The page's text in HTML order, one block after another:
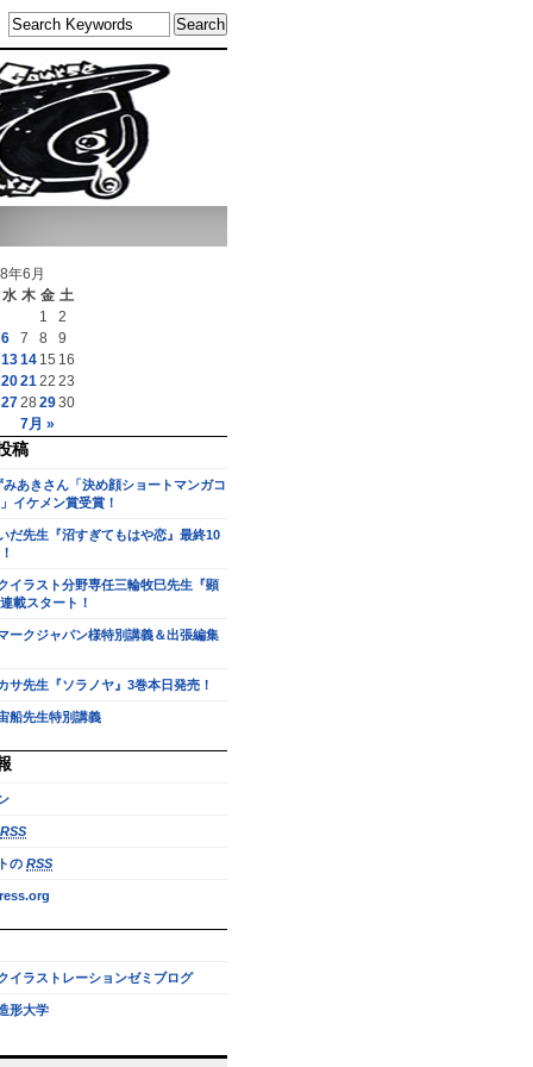
年6月
水 木 金 土
7月 »
1
2
6 7 8
9
1314 15 16
202122 23
2728 2930
稿
みあきさん「決め顔ショートマンガコ
イケメン賞受賞！
だ先生『沼すぎてもはや恋』最終10
イラスト分野専任三輪牧巳先生『顕
載スタート！
ークジャパン様特別講義＆出張編集
サ先生『ソラノヤ』3巻本日発売！
船先生特別講義
RSS
の RSS
イラストレーションゼミブログ
形大学